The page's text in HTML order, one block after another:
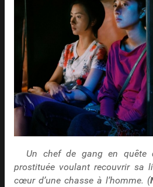
Un chef de gang en quête
prostituée voulant recouvrir sa
cœur d’une chasse à l’homme. (